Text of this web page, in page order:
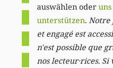
auswählen oder
unterstützen. Notre
et engagé est
n'est possible que
nos lecteur·rices. Si